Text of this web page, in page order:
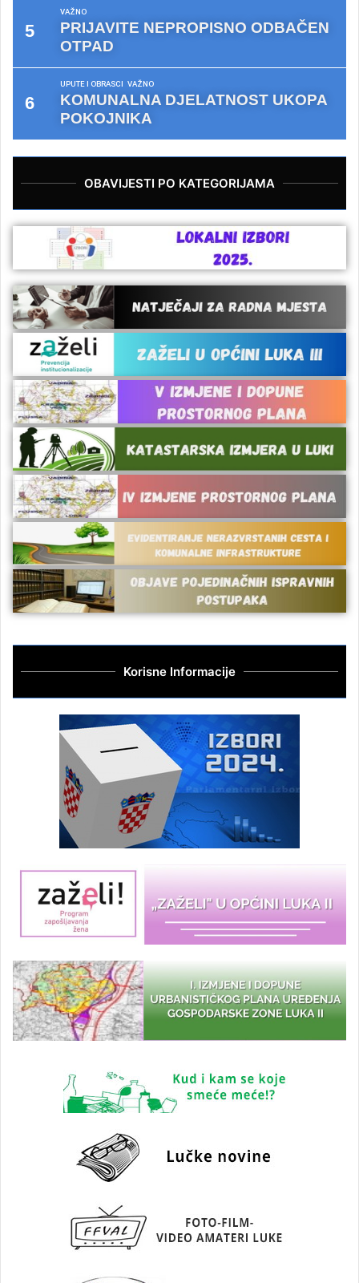
VAŽNO
PRIJAVITE NEPROPISNO ODBAČEN
OTPAD
UPUTE I OBRASCI VAŽNO
KOMUNALNA DJELATNOST UKOPA
POKOJNIKA
OBAVIJESTI PO KATEGORIJAMA
Korisne Informacije